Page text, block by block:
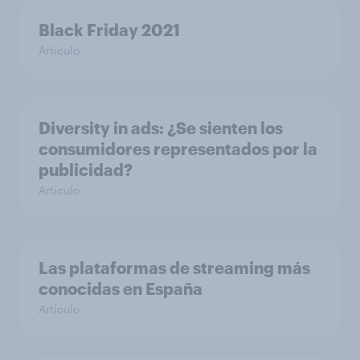
Black Friday 2021
Artículo
Diversity in ads: ¿Se sienten los
consumidores representados por la
publicidad?
Artículo
Las plataformas de streaming más
conocidas en España
Artículo